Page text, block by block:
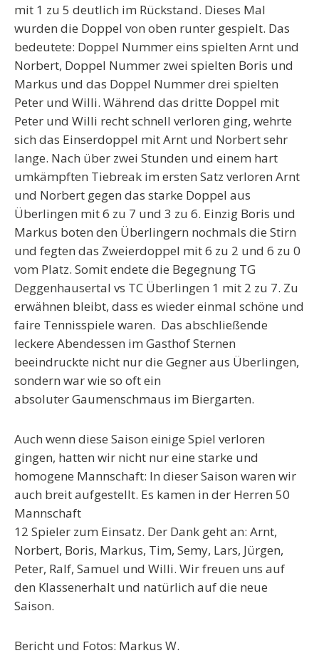
mit 1 zu 5 deutlich im Rückstand. Dieses Mal
wurden die Doppel von oben runter gespielt. Das
bedeutete: Doppel Nummer eins spielten Arnt und
Norbert, Doppel Nummer zwei spielten Boris und
Markus und das Doppel Nummer drei spielten
Peter und Willi. Während das dritte Doppel mit
Peter und Willi recht schnell verloren ging, wehrte
sich das Einserdoppel mit Arnt und Norbert sehr
lange. Nach über zwei Stunden und einem hart
umkämpften Tiebreak im ersten Satz verloren Arnt
und Norbert gegen das starke Doppel aus
Überlingen mit 6 zu 7 und 3 zu 6. Einzig Boris und
Markus boten den Überlingern nochmals die Stirn
und fegten das Zweierdoppel mit 6 zu 2 und 6 zu 0
vom Platz. Somit endete die Begegnung TG
Deggenhausertal vs TC Überlingen 1 mit 2 zu 7. Zu
erwähnen bleibt, dass es wieder einmal schöne und
faire Tennisspiele waren. Das abschließende
leckere Abendessen im Gasthof Sternen
beeindruckte nicht nur die Gegner aus Überlingen,
sondern war wie so oft ein
absoluter Gaumenschmaus im Biergarten.
Auch wenn diese Saison einige Spiel verloren
gingen, hatten wir nicht nur eine starke und
homogene Mannschaft: In dieser Saison waren wir
auch breit aufgestellt. Es kamen in der Herren 50
Mannschaft
12 Spieler zum Einsatz. Der Dank geht an: Arnt,
Norbert, Boris, Markus, Tim, Semy, Lars, Jürgen,
Peter, Ralf, Samuel und Willi. Wir freuen uns auf
den Klassenerhalt und natürlich auf die neue
Saison.
Bericht und Fotos: Markus W.